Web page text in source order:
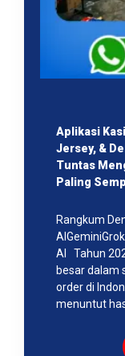
Aplikasi
Jersey, &
Tuntas
Paling
Rangkum
AI Tahun
besar dalam
order di
menuntut